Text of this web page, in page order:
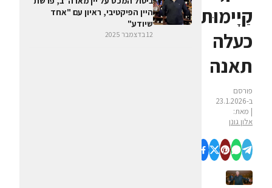
קַיָימוּת
כעלה
תאנה
פורסם
ב-23.1.2026
| מאת:
אלון גונן
היין הפיקטיבי, ראיון עם "אחד
שיודע"
12 בדצמבר 2025